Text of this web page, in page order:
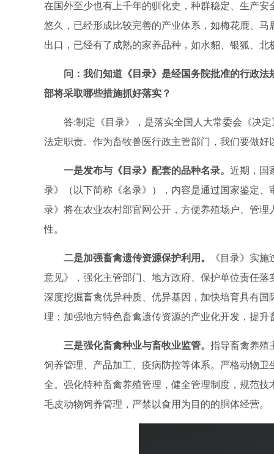
在国外至少也有上千年的驯化史，种群稳定、生产
悠久，已经形成比较完善的产业体系，如梅花鹿、 马
出口，已经有了成熟的家养品种，如水貂、银狐、 北
问：我们知道《目录》是经国务院批准的行政
部将采取哪些措施抓好落实？
答:制定《目录》，是落实全国人大常委会《决
法定职责。作为畜牧兽医行政主管部门，我们要做好
一是发布与《目录》配套的品种名录。 近期，国
录》（以下简称《名录》），内容是通过国家鉴定、
录》将在农业农村部官网公开，方便养殖场户、管
性。
二是加强畜禽遗传资源保护利用。
《目录》实
意见》，强化主管部门、地方政府、保护单位责任
深度挖掘畜禽优异种质、优异基因，加快培育具有
理；加强地方特色畜禽遗传资源的产业化开发，提升
三是强化畜禽种业与畜牧业监管。 指导畜禽养殖
饲养管理、产品加工、疫病防控等体系。严格动物
全。强化特种畜禽养殖管理，健全管理制度，规范
毛皮动物饲养管理，严禁以食用为目的的胴体经营。